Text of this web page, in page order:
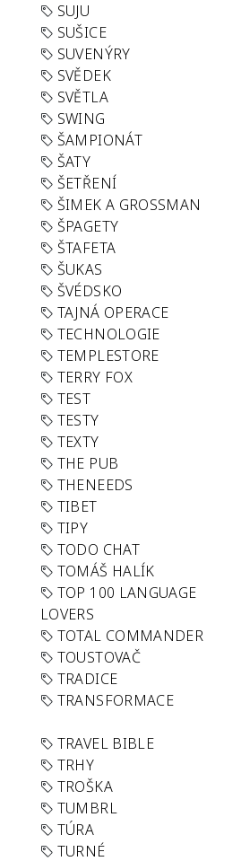
SUJU
SUŠICE
SUVENÝRY
SVĚDEK
SVĚTLA
SWING
ŠAMPIONÁT
ŠATY
ŠETŘENÍ
ŠIMEK A GROSSMAN
ŠPAGETY
ŠTAFETA
ŠUKAS
ŠVÉDSKO
TAJNÁ OPERACE
TECHNOLOGIE
TEMPLESTORE
TERRY FOX
TEST
TESTY
TEXTY
THE PUB
THENEEDS
TIBET
TIPY
TODO CHAT
TOMÁŠ HALÍK
TOP 100 LANGUAGE
LOVERS
TOTAL COMMANDER
TOUSTOVAČ
TRADICE
TRANSFORMACE
TRAVEL BIBLE
TRHY
TROŠKA
TUMBRL
TÚRA
TURNÉ